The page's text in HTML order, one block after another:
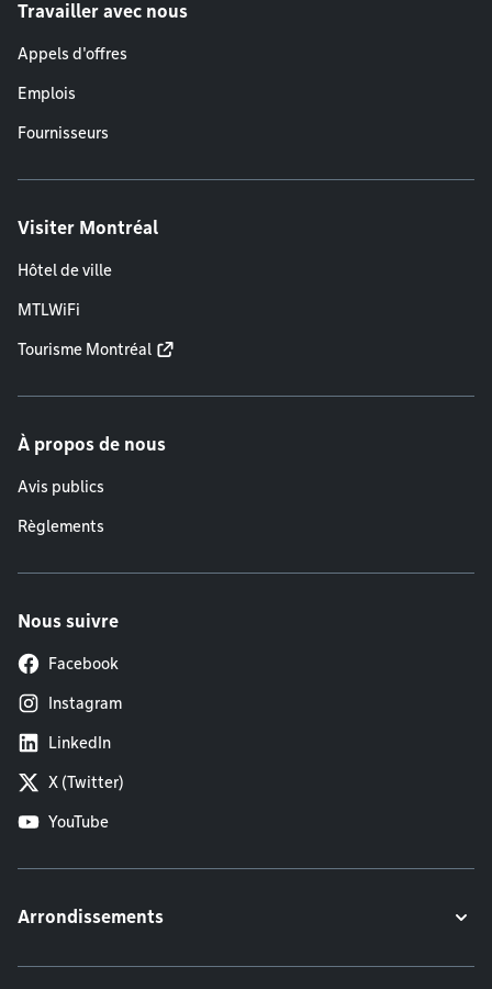
Travailler avec nous
Appels d'offres
Emplois
Fournisseurs
Visiter Montréal
Hôtel de ville
MTLWiFi
Tourisme Montréal
À propos de nous
Avis publics
Règlements
Nous suivre
Facebook
Instagram
LinkedIn
X (Twitter)
YouTube
Arrondissements